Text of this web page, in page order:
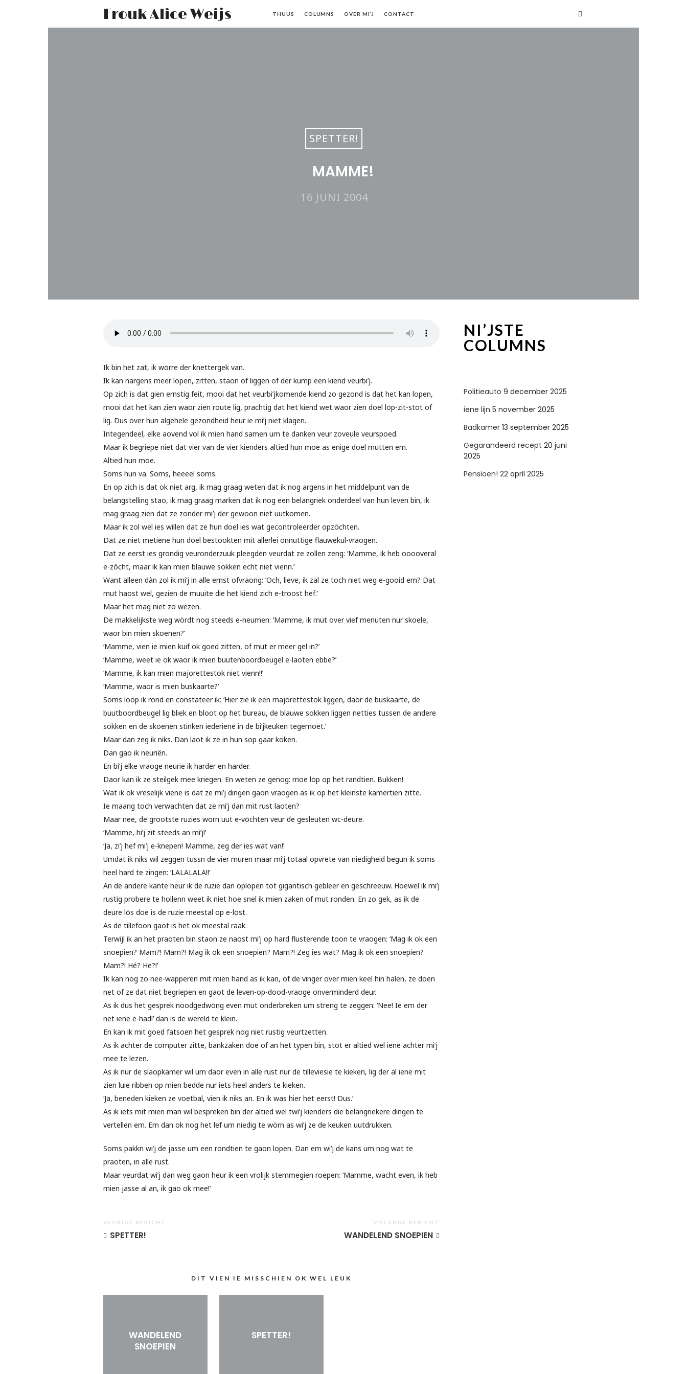
Frouk Alice Weijs THUUS COLUMNS OVER MI’J CONTACT
SPETTER!
MAMME!
16 JUNI 2004
Ik bin het zat, ik wörre der knettergek van.
Ik kan nargens meer lopen, zitten, staon of liggen of der kump een kiend veurbi’j.
Op zich is dat gien ernstig feit, mooi dat het veurbi’jkomende kiend zo gezond is dat het kan lopen,
mooi dat het kan zien waor zien route lig, prachtig dat het kiend wet waor zien doel löp-zit-stöt of
lig. Dus over hun algehele gezondheid heur ie mi’j niet klagen.
Integendeel, elke aovend vol ik mien hand samen um te danken veur zoveule veurspoed.
Maar ik begriepe niet dat vier van de vier kienders altied hun moe as enige doel mutten em.
Altied hun moe.
Soms hun va. Soms, heeeel soms.
En op zich is dat ok niet arg, ik mag graag weten dat ik nog argens in het middelpunt van de
belangstelling stao, ik mag graag marken dat ik nog een belangriek onderdeel van hun leven bin, ik
mag graag zien dat ze zonder mi’j der gewoon niet uutkomen.
Maar ik zol wel ies willen dat ze hun doel ies wat gecontroleerder opzöchten.
Dat ze niet metiene hun doel bestookten mit allerlei onnuttige flauwekul-vraogen.
Dat ze eerst ies grondig veuronderzuuk pleegden veurdat ze zollen zeng: ‘Mamme, ik heb ooooveral
e-zöcht, maar ik kan mien blauwe sokken echt niet vienn.’
Want alleen dàn zol ik mi’j in alle ernst ofvraong: ‘Och, lieve, ik zal ze toch niet weg e-gooid em? Dat
mut haost wel, gezien de muuite die het kiend zich e-troost hef.’
Maar het mag niet zo wezen.
De makkelijkste weg wördt nog steeds e-neumen: ‘Mamme, ik mut over vief menuten nur skoele,
waor bin mien skoenen?’
‘Mamme, vien ie mien kuif ok goed zitten, of mut er meer gel in?’
‘Mamme, weet ie ok waor ik mien buutenboordbeugel e-laoten ebbe?’
‘Mamme, ik kan mien majorettestok niet vienn!!’
‘Mamme, waor is mien buskaarte?’
Soms loop ik rond en constateer ik: ‘Hier zie ik een majorettestok liggen, daor de buskaarte, de
buutboordbeugel lig bliek en bloot op het bureau, de blauwe sokken liggen netties tussen de andere
sokken en de skoenen stinken iederiene in de bi’jkeuken tegemoet.’
Maar dan zeg ik niks. Dan laot ik ze in hun sop gaar koken.
Dan gao ik neuriën.
En bi’j elke vraoge neurie ik harder en harder.
Daor kan ik ze steilgek mee kriegen. En weten ze genog: moe löp op het randtien. Bukken!
Wat ik ok vreselijk viene is dat ze mi’j dingen gaon vraogen as ik op het kleinste kamertien zitte.
Ie maang toch verwachten dat ze mi’j dan mit rust laoten?
Maar nee, de grootste ruzies wörn uut e-vöchten veur de gesleuten wc-deure.
‘Mamme, hi’j zit steeds an mi’j!’
‘Ja, zi’j hef mi’j e-knepen! Mamme, zeg der ies wat van!’
Umdat ik niks wil zeggen tussn de vier muren maar mi’j totaal opvrete van niedigheid begun ik soms
heel hard te zingen: ‘LALALALA!!’
An de andere kante heur ik de ruzie dan oplopen tot gigantisch gebleer en geschreeuw. Hoewel ik mi’j
rustig probere te hollenn weet ik niet hoe snel ik mien zaken of mut ronden. En zo gek, as ik de
deure lös doe is de ruzie meestal op e-löst.
As de tillefoon gaot is het ok meestal raak.
Terwijl ik an het praoten bin staon ze naost mi’j op hard flusterende toon te vraogen: ‘Mag ik ok een
snoepien? Mam?! Mam?! Mag ik ok een snoepien? Mam?! Zeg ies wat? Mag ik ok een snoepien?
Mam?! Hé? He?!’
Ik kan nog zo nee-wapperen mit mien hand as ik kan, of de vinger over mien keel hin halen, ze doen
net of ze dat niet begriepen en gaot de leven-op-dood-vraoge onverminderd deur.
As ik dus het gesprek noodgedwöng even mut onderbreken um streng te zeggen: ‘Nee! Ie em der
net iene e-had!’ dan is de wereld te klein.
En kan ik mit goed fatsoen het gesprek nog niet rustig veurtzetten.
As ik achter de computer zitte, bankzaken doe of an het typen bin, stöt er altied wel iene achter mi’j
mee te lezen.
As ik nur de slaopkamer wil um daor even in alle rust nur de tilleviesie te kieken, lig der al iene mit
zien luie ribben op mien bedde nur iets heel anders te kieken.
‘Ja, beneden kieken ze voetbal, vien ik niks an. En ik was hier het eerst! Dus.’
As ik iets mit mien man wil bespreken bin der altied wel twi’j kienders die belangriekere dingen te
vertellen em. Em dan ok nog het lef um niedig te wörn as wi’j ze de keuken uutdrukken.
Soms pakkn wi’j de jasse um een rondtien te gaon lopen. Dan em wi’j de kans um nog wat te
praoten, in alle rust.
Maar veurdat wi’j dan weg gaon heur ik een vrolijk stemmegien roepen: ‘Mamme, wacht even, ik heb
mien jasse al an, ik gao ok mee!’
VEURIGE BERICHT
SPETTER!
VOLGNDE BERICHT
WANDELEND SNOEPIEN
DIT VIEN IE MISSCHIEN OK WEL LEUK
WANDELEND
SNOEPIEN
SPETTER!
NI’JSTE
COLUMNS
Politieauto 9 december 2025
iene lijn 5 november 2025
Badkamer 13 september 2025
Gegarandeerd recept 20 juni
2025
Pensioen! 22 april 2025